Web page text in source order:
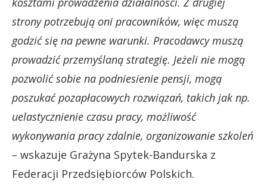
strony potrzebują oni pracowników, więc muszą
godzić się na pewne warunki. Pracodawcy muszą
prowadzić przemyślaną strategię. Jeżeli nie mogą
pozwolić sobie na podniesienie pensji, mogą
poszukać pozapłacowych rozwiązań, takich jak np.
uelastycznienie czasu pracy, możliwość
wykonywania pracy zdalnie, organizowanie szkoleń
– wskazuje Grażyna Spytek-Bandurska z
Federacji Przedsiębiorców Polskich.